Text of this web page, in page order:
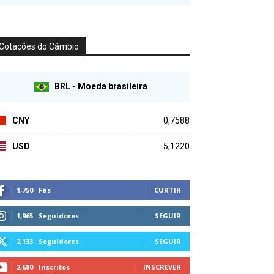
do Câmbio
BRL - Moeda brasileira
CNY 0,7588
USD 5,1220
1,750 Fãs CURTIR
1,965 Seguidores SEGUIR
2,133 Seguidores SEGUIR
2,680 Inscritos INSCREVER